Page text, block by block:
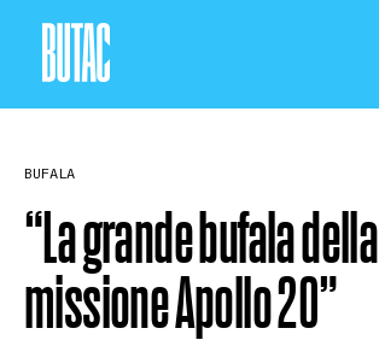
CRONACA E POLITICA
BUFALA
“La grande bufala della
missione Apollo 20”